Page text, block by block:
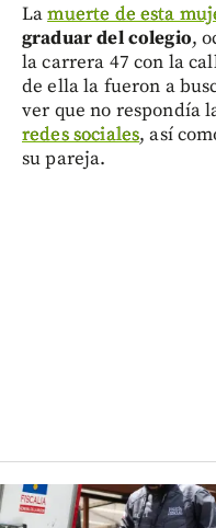
Lamuerte de esta
graduar del colegio,
la carrera 47 con la
de ella la fueron a
ver que no respondía
redes sociales, así
su pareja.